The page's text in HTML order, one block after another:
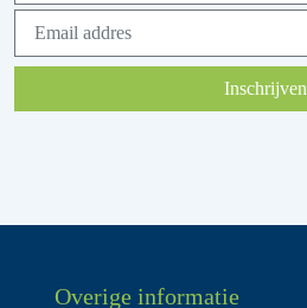
Inschrijven
Overige informatie